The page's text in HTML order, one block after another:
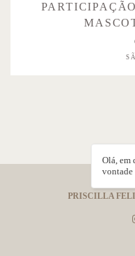
PRISCILLA
Olá, em
vontade